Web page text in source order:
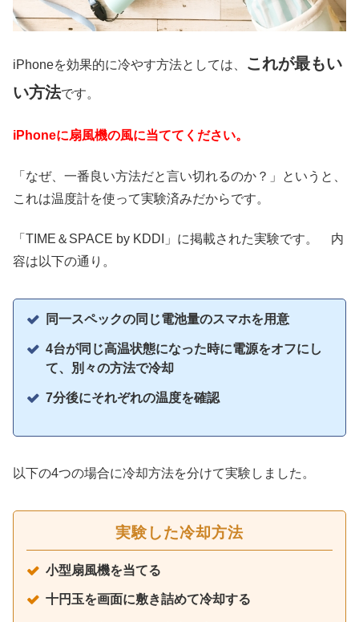
iPhoneを効果的に冷やす方法としては、
これが最もい
い方法です。
iPhoneに扇風機の風に当ててください。
「なぜ、一番良い方法だと言い切れるのか？」というと、
これは温度計を使って実験済みだからです。
「TIME＆SPACE by KDDI」に掲載された実験です。 内
容は以下の通り。
同一スペックの同じ電池量のスマホを用意
4台が同じ高温状態になった時に電源をオフにし
て、別々の方法で冷却
7分後にそれぞれの温度を確認
以下の4つの場合に冷却方法を分けて実験しました。
実験した冷却方法
小型扇風機を当てる
十円玉を画面に敷き詰めて冷却する